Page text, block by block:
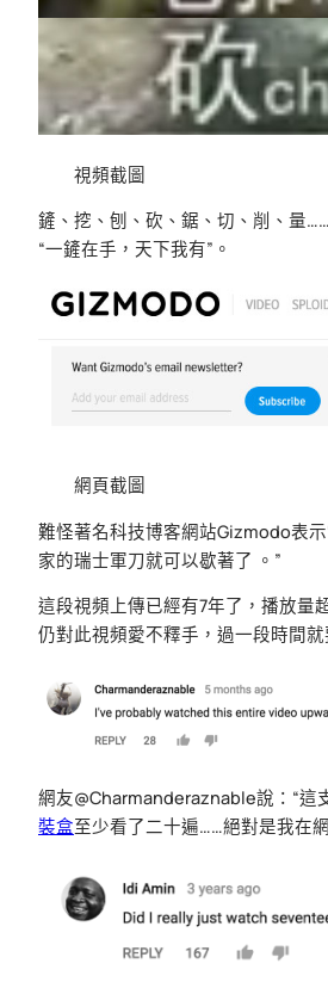
視頻截圖
鏟、挖、刨、砍、鋸、切、削、量
“一鏟在手，天下我有”。
網頁截圖
難怪著名科技博客網站Gizmodo表
家的瑞士軍刀就可以歇著了 。”
這段視頻上傳已經有7年了，播放量
仍對此視頻愛不釋手，過一段時間
網友@Charmanderaznable說：“這
裝盒至少看了二十遍……絕對是我在